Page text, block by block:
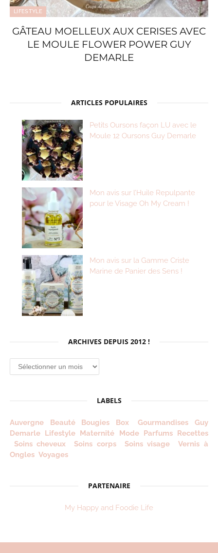
LIFESTYLE
GÂTEAU MOELLEUX AUX CERISES AVEC
LE MOULE FLOWER POWER GUY
DEMARLE
ARTICLES POPULAIRES
Petits Oursons façon LU avec le
Moule 12 Oursons Guy Demarle
Mon avis sur l’Huile Repulpante
pour le Visage Oh My Cream !
Mon avis sur la Gamme Criste
Marine de Panier des Sens !
ARCHIVES DEPUIS 2012 !
Archives
depuis
LABELS
Auvergne Beauté Bougies Box Gourmandises
Guy
Demarle Lifestyle Maternité Mode Parfums Recettes
Soins cheveux
Soins corps Soins visage
Vernis à
Ongles Voyages
PARTENAIRE
My Happy and Foodie Life